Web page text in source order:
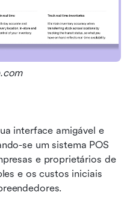
interface amigável e
se um sistema POS
e proprietários de
e os custos iniciais